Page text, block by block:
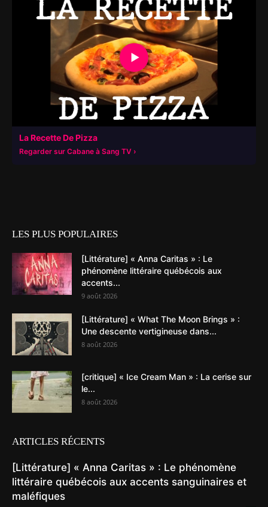
▶
La Recette De Pizza
Regarder sur Cabane à Sang TV
LES PLUS POPULAIRES
[Littérature] « Anna Caritas » : Le
phénomène littéraire québécois aux
accents...
9 août 2026
[Littérature] « What The Moon Brings » :
Une descente vertigineuse dans...
8 août 2026
[critique] « Ice Cream Man » : La cerise sur
le...
8 août 2026
ARTICLES RÉCENTS
[Littérature] « Anna Caritas » : Le phénomène
littéraire québécois aux accents sanguinaires et
maléfiques